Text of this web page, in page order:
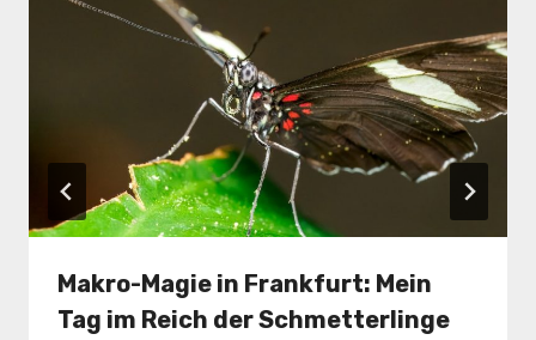
Makro-Magie in Frankfurt: Mein
Tag im Reich der Schmetterlinge